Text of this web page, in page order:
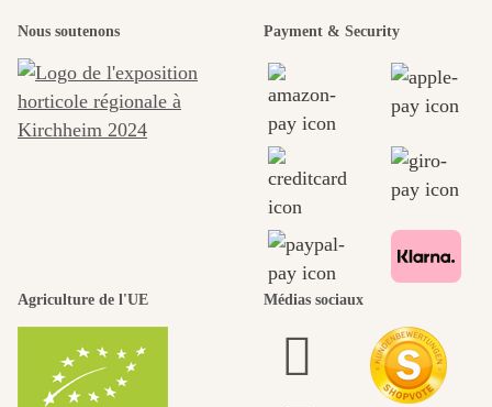
beaux
chemins
menant vers
nous-mêmes,
passe par le
jardin.
Nous soutenons Payment & Security
Agriculture de l'UE Médias sociaux